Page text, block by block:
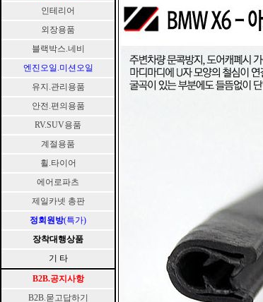
인테리어
외장용품
블랙박스.네비
엔진오일.미션오일
유지.관리용품
안전.편의용품
RV.SUV용품
계절용품
휠.타이어
에어로파츠
제일카넷 총판
정회원방(특가)
장착대행상품
기 타
B2B.공지사항
B2B.묻고답하기